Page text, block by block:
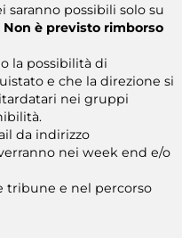
saranno possibili solo su
Non è previsto rimborso
la possibilità di
e che la direzione si
nei gruppi
da indirizzo
nei week end e/o
tribune e nel percorso